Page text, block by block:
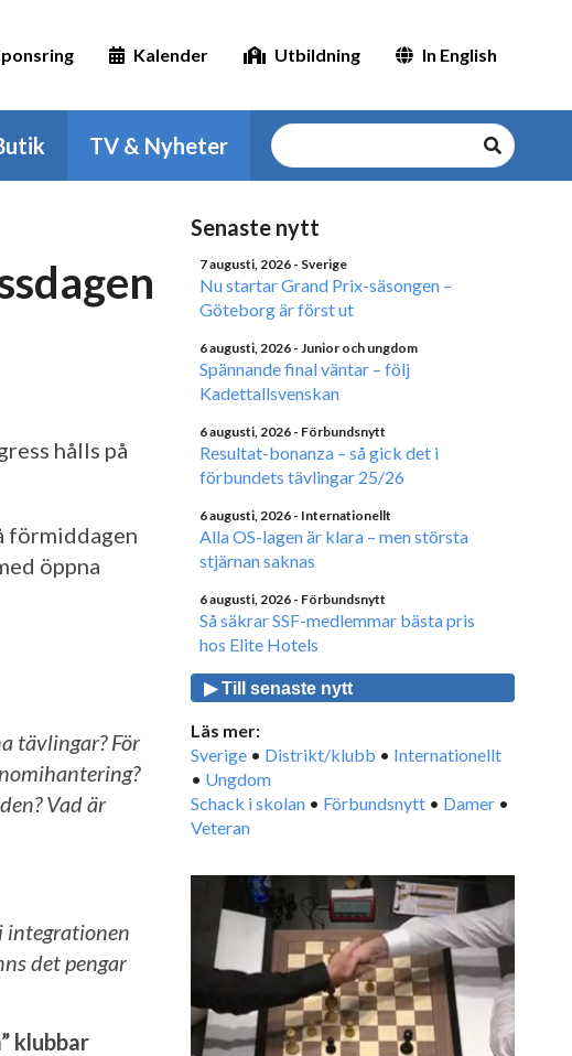
Kalender Utbildning In English
TV & Nyheter
hålls på
förmiddagen
öppna
tävlingar? För
Vad är
integrationen
det pengar
klubbar
Senaste nytt
7 augusti, 2026 - Sverige
Nu startar Grand Prix-säsongen –
Göteborg är först ut
6 augusti, 2026 - Junior och ungdom
Spännande final väntar – följ
Kadettallsvenskan
6 augusti, 2026 - Förbundsnytt
Resultat-bonanza – så gick det i
förbundets tävlingar 25/26
6 augusti, 2026 - Internationellt
Alla OS-lagen är klara – men största
stjärnan saknas
6 augusti, 2026 - Förbundsnytt
Så säkrar SSF-medlemmar bästa pris
hos Elite Hotels
▶ Till senaste nytt
Läs mer:
Sverige • Distrikt/klubb • Internationellt
• Ungdom
Schack i skolan • Förbundsnytt • Damer •
Veteran